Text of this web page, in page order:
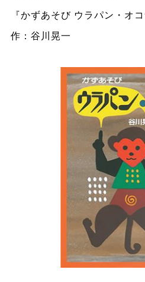
『かずあそび ウラパン・オ
作：谷川晃一